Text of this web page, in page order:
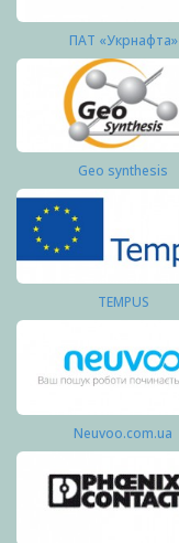
ПАТ «Укрнафта»
Geo synthesis
TEMPUS
Neuvoo.com.ua